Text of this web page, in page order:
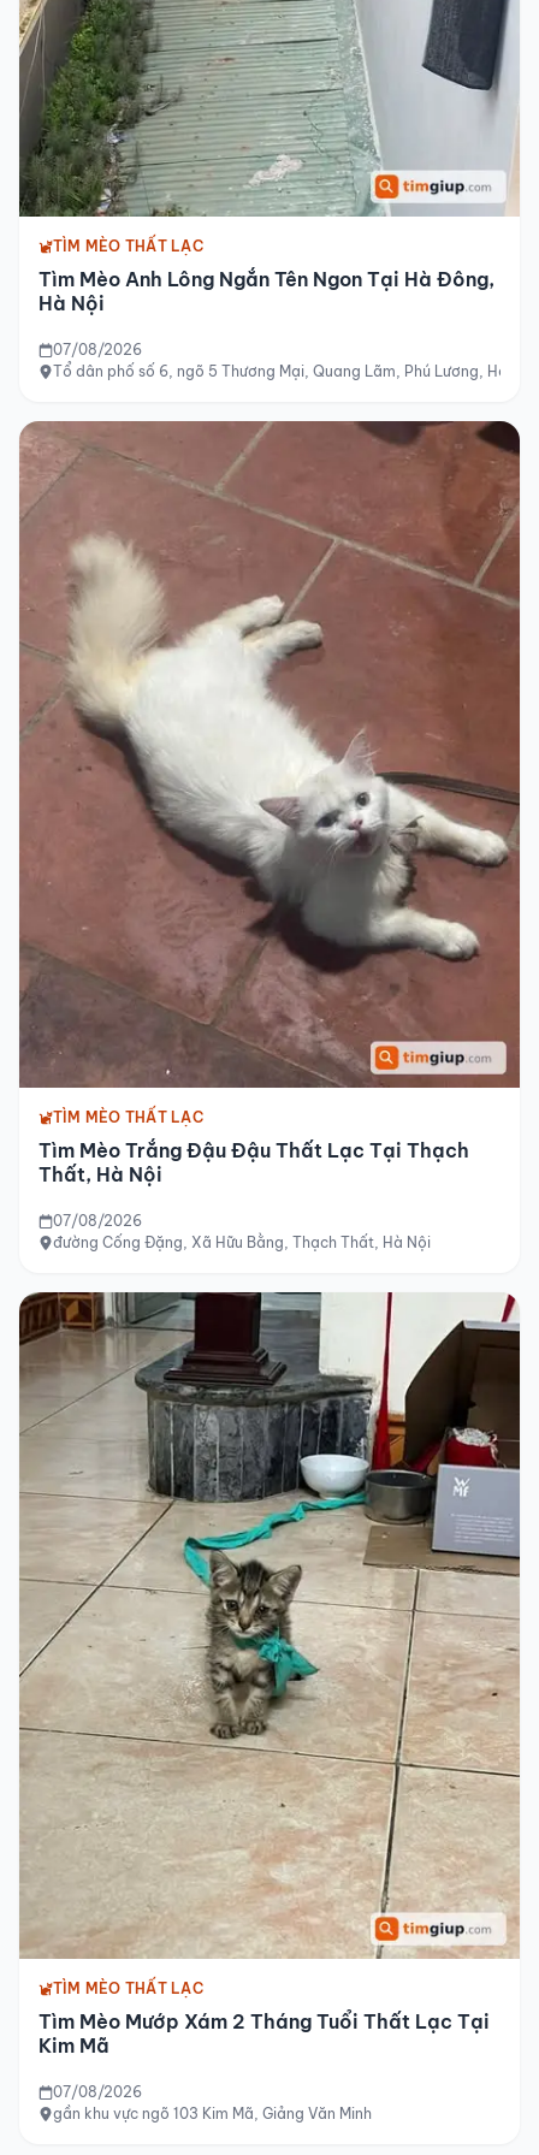
TÌM MÈO THẤT LẠC
Tìm Mèo Anh Lông Ngắn Tên Ngon Tại Hà Đông,
Hà Nội
07/08/2026
Tổ dân phố số 6, ngõ 5 Thương Mại, Quang Lãm, Phú Lương, Hà
TÌM MÈO THẤT LẠC
Tìm Mèo Trắng Đậu Đậu Thất Lạc Tại Thạch
Thất, Hà Nội
07/08/2026
đường Cống Đặng, Xã Hữu Bằng, Thạch Thất, Hà Nội
TÌM MÈO THẤT LẠC
Tìm Mèo Mướp Xám 2 Tháng Tuổi Thất Lạc Tại
Kim Mã
07/08/2026
gần khu vực ngõ 103 Kim Mã, Giảng Văn Minh